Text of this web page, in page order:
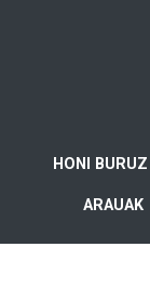
HONI BURUZ
ARAUAK